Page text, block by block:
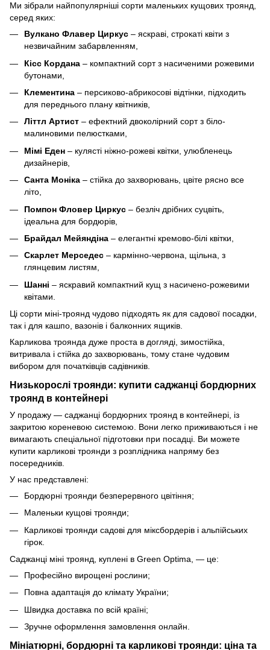
Ми зібрали найпопулярніші сорти маленьких кущових троянд,
серед яких:
Вулкано Флавер Циркус – яскраві, строкаті квіти з
незвичайним забарвленням,
Кісс Кордана – компактний сорт з насиченими рожевими
бутонами,
Клементина – персиково-абрикосові відтінки, підходить
для переднього плану квітників,
Літтл Артист – ефектний двоколірний сорт з біло-
малиновими пелюстками,
Мімі Еден – кулясті ніжно-рожеві квітки, улюбленець
дизайнерів,
Санта Моніка – стійка до захворювань, цвіте рясно все
літо,
Помпон Фловер Циркус – безліч дрібних суцвіть,
ідеальна для бордюрів,
Брайдал Мейяндіна – елегантні кремово-білі квітки,
Скарлет Мерседес – кармінно-червона, щільна, з
глянцевим листям,
Шанні – яскравий компактний кущ з насичено-рожевими
квітами.
Ці сорти міні-троянд чудово підходять як для садової посадки,
так і для кашпо, вазонів і балконних ящиків.
Карликова троянда дуже проста в догляді, зимостійка,
витривала і стійка до захворювань, тому стане чудовим
вибором для початківців садівників.
Низькорослі троянди: купити саджанці бордюрних
троянд в контейнері
У продажу — саджанці бордюрних троянд в контейнері, із
закритою кореневою системою. Вони легко приживаються і не
вимагають спеціальної підготовки при посадці. Ви можете
купити карликові троянди з розплідника напряму без
посередників.
У нас представлені:
Бордюрні троянди безперервного цвітіння;
Маленьки кущові троянди;
Карликові троянди садові для міксбордерів і альпійських
гірок.
Саджанці міні троянд, куплені в Green Optima, — це:
Професійно вирощені рослини;
Повна адаптація до клімату України;
Швидка доставка по всій країні;
Зручне оформлення замовлення онлайн.
Мініатюрні, бордюрні та карликові троянди: ціна та